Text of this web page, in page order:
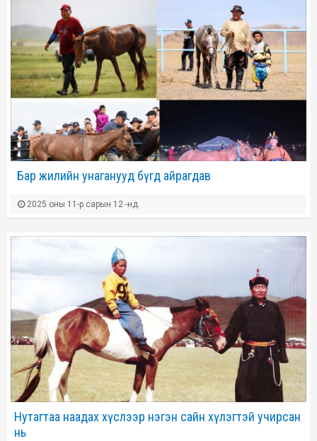
​ Бар жилийн унаганууд бүгд айрагдав
2025 оны 11-р сарын 12 -нд
Нутагтаа наадах хүслээр нэгэн сайн хүлэгтэй учирсан
нь